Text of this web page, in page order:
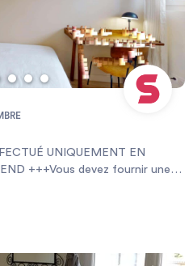
UNIQUEMENT EN
une
une assurance habitation+++